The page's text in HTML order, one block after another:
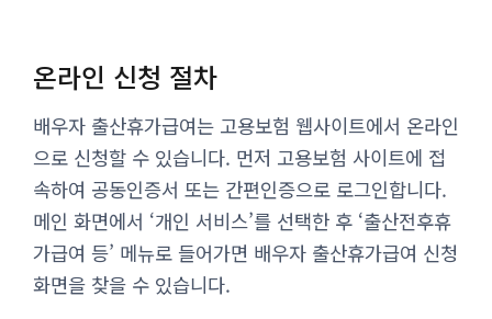
온라인 신청 절차
배우자 출산휴가급여는 고용보험 웹사이트에서 온라인
으로 신청할 수 있습니다. 먼저 고용보험 사이트에 접
속하여 공동인증서 또는 간편인증으로 로그인합니다.
메인 화면에서 ‘개인 서비스’를 선택한 후 ‘출산전후휴
가급여 등’ 메뉴로 들어가면 배우자 출산휴가급여 신청
화면을 찾을 수 있습니다.